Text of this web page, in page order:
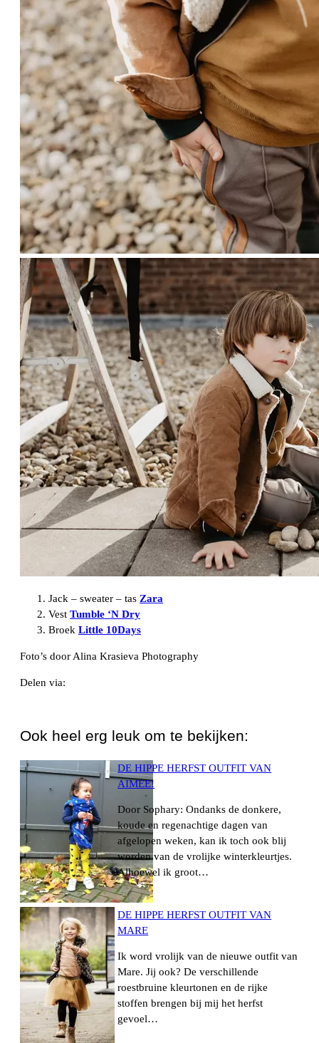
Jack – sweater – tas Zara
Vest Tumble ‘N Dry
Broek Little 10Days
Foto’s door Alina Krasieva Photography
Delen via:
Ook heel erg leuk om te bekijken:
DE HIPPE HERFST OUTFIT VAN
AIMEE!
Door Sophary: Ondanks de donkere,
koude en regenachtige dagen van
afgelopen weken, kan ik toch ook blij
worden van de vrolijke winterkleurtjes.
Alhoewel ik groot…
DE HIPPE HERFST OUTFIT VAN
MARE
Ik word vrolijk van de nieuwe outfit van
Mare. Jij ook? De verschillende
roestbruine kleurtonen en de rijke
stoffen brengen bij mij het herfst
gevoel…